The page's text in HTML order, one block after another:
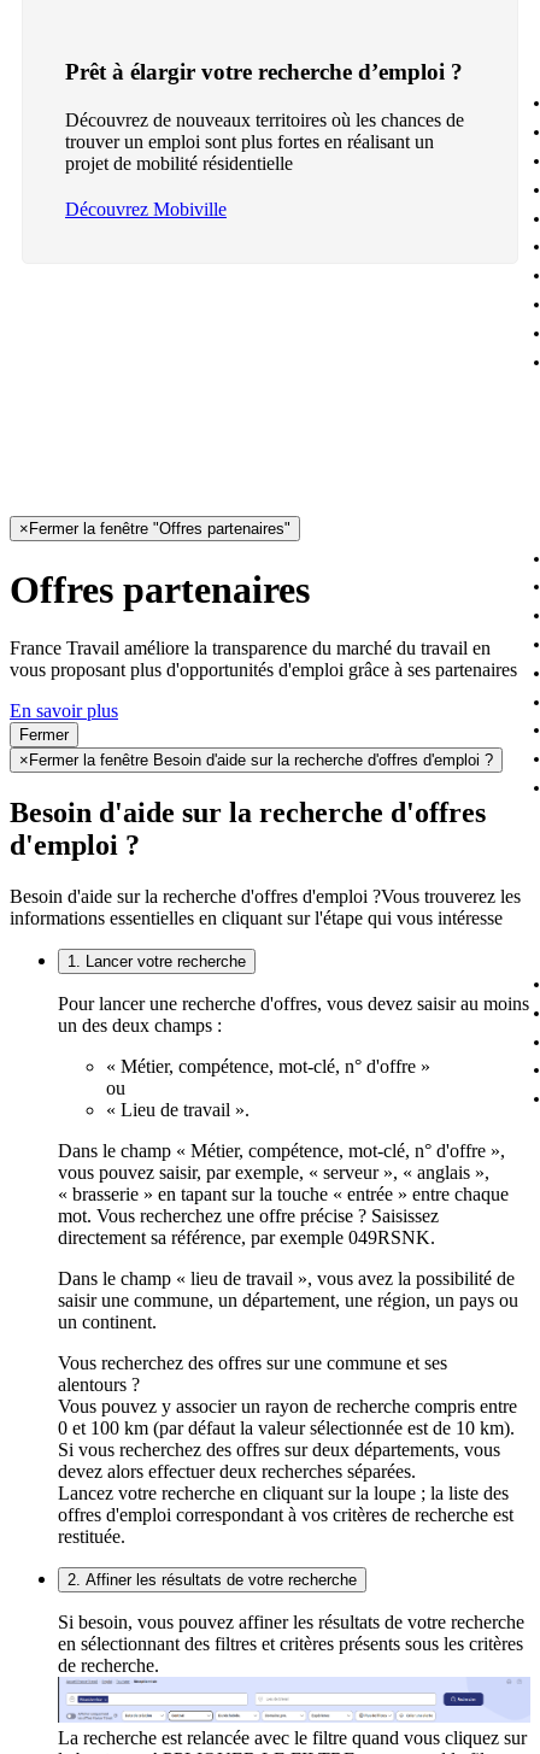
Prêt à élargir votre recherche d’emploi ?
Découvrez de nouveaux territoires où les chances de
trouver un emploi sont plus fortes en réalisant un
projet de mobilité résidentielle
Découvrez Mobiville
× Fermer la fenêtre "Offres partenaires"
Offres partenaires
France Travail améliore la transparence du marché du travail en
vous proposant plus d'opportunités d'emploi grâce à ses partenaires
En savoir plus
Fermer
× Fermer la fenêtre Besoin d'aide sur la recherche d'offres d'emploi ?
Besoin d'aide sur la recherche d'offres
d'emploi ?
Besoin d'aide sur la recherche d'offres d'emploi ?Vous trouverez les
informations essentielles en cliquant sur l'étape qui vous intéresse
1. Lancer votre recherche
Pour lancer une recherche d'offres, vous devez saisir au moins
un des deux champs :
« Métier, compétence, mot-clé, n° d'offre »
ou
« Lieu de travail ».
Dans le champ « Métier, compétence, mot-clé, n° d'offre »,
vous pouvez saisir, par exemple, « serveur », « anglais »,
« brasserie » en tapant sur la touche « entrée » entre chaque
mot. Vous recherchez une offre précise ? Saisissez
directement sa référence, par exemple 049RSNK.
Dans le champ « lieu de travail », vous avez la possibilité de
saisir une commune, un département, une région, un pays ou
un continent.
Vous recherchez des offres sur une commune et ses
alentours ?
Vous pouvez y associer un rayon de recherche compris entre
0 et 100 km (par défaut la valeur sélectionnée est de 10 km).
Si vous recherchez des offres sur deux départements, vous
devez alors effectuer deux recherches séparées.
Lancez votre recherche en cliquant sur la loupe ; la liste des
offres d'emploi correspondant à vos critères de recherche est
restituée.
2. Affiner les résultats de votre recherche
Si besoin, vous pouvez affiner les résultats de votre recherche
en sélectionnant des filtres et critères présents sous les critères
de recherche.
La recherche est relancée avec le filtre quand vous cliquez sur